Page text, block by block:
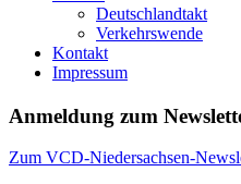
Deutschlandtakt
Verkehrswende
Kontakt
Impressum
Anmeldung zum
Zum VCD-Niedersachsen-